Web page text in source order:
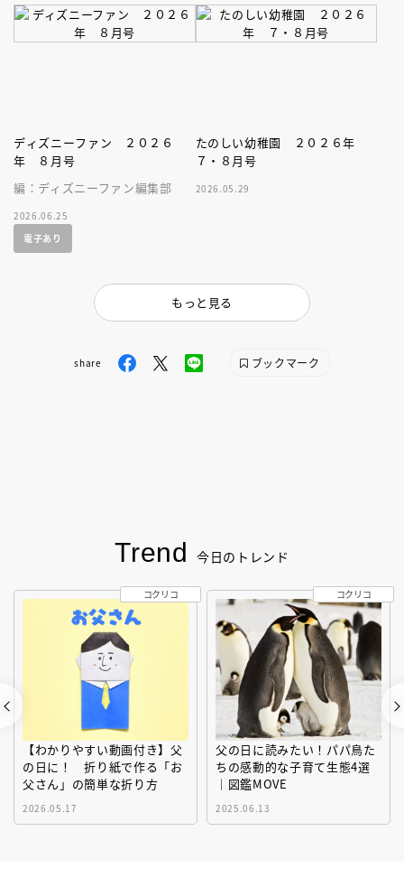
ディズニーファン ２０２６
年 ８月号
編：ディズニーファン編集部
2026.06.25
電子あり
たのしい幼稚園 ２０２６年
７・８月号
2026.05.29
もっと見る
share ブックマーク
Trend 今日のトレンド
【わかりやすい動画付き】父
の日に！ 折り紙で作る「お
父さん」の簡単な折り方
2026.05.17
コクリコ
父の日に読みたい！パパ鳥た
ちの感動的な子育て生態4選
｜図鑑MOVE
2025.06.13
コクリコ